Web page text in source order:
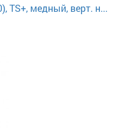
TS+, медный, верт. н...